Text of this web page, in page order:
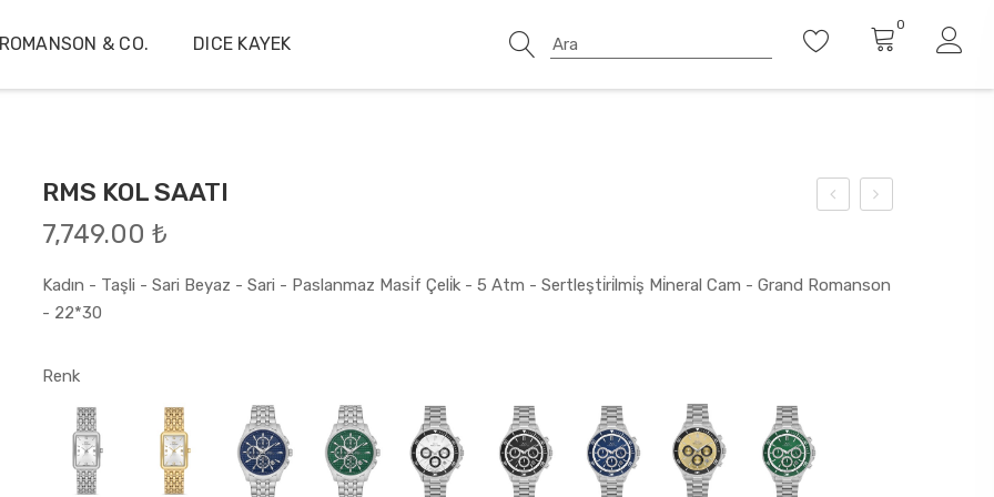
& CO. DICE KAYEK
0
RMS KOL SAATI
7,749.00 ₺
Kadın - Taşli - Sari Beyaz - Sari - Paslanmaz Masi̇f Çeli̇k - 5 Atm - Sertleşti̇ri̇lmi̇ş Mi̇neral Cam - Grand Romanson
- 22*30
Renk